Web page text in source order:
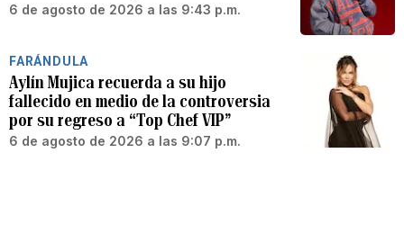
6 de agosto de 2026 a las 9:43 p.m.
FARÁNDULA
Aylín Mujica recuerda a su hijo
fallecido en medio de la controversia
por su regreso a “Top Chef VIP”
6 de agosto de 2026 a las 9:07 p.m.